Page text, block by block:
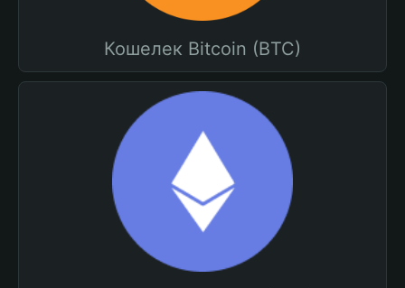
Кошелек Bitcoin (BTC)